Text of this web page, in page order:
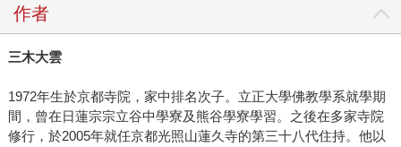
作者
三木大雲
1972年生於京都寺院，家中排名次子。立正大學佛教學系就學期
間，曾在日蓮宗宗立谷中學寮及熊谷學寮學習。之後在多家寺院
修行，於2005年就任京都光照山蓮久寺的第三十八代住持。他以